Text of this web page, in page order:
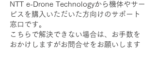
NTT e-Drone Technologyから機体やサー
ビスを購入いただいた方向けのサポート
窓口です。
こちらで解決できない場合は、お手数を
おかけしますがお問合せをお願いします